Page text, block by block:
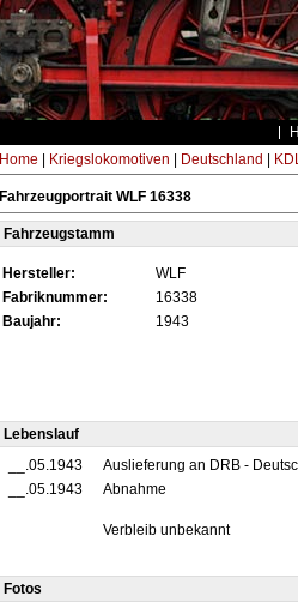
Home Kriegslokomotiven Deutschland
Fahrzeugportrait WLF 16338
Fahrzeugstamm
Hersteller:
WLF
Fabriknummer:
16338
Baujahr:
1943
Lebenslauf
__.05.1943
Auslieferung an DRB -
__.05.1943
Abnahme
Verbleib unbekannt
Fotos